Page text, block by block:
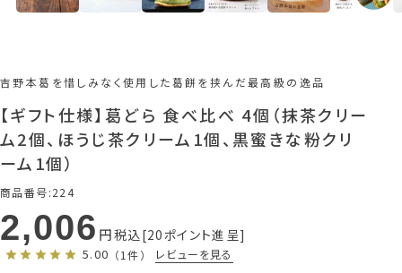
吉野本葛を惜しみなく使用した葛餅を挟んだ最高級の逸品
【ギフト仕様】葛どら 食べ比べ 4個（抹茶クリー
ム2個、ほうじ茶クリーム1個、黒蜜きな粉クリ
ーム1個）
商品番号 224
2,006 税込 20ポイント進呈
5.00 （1件） レビューを見る